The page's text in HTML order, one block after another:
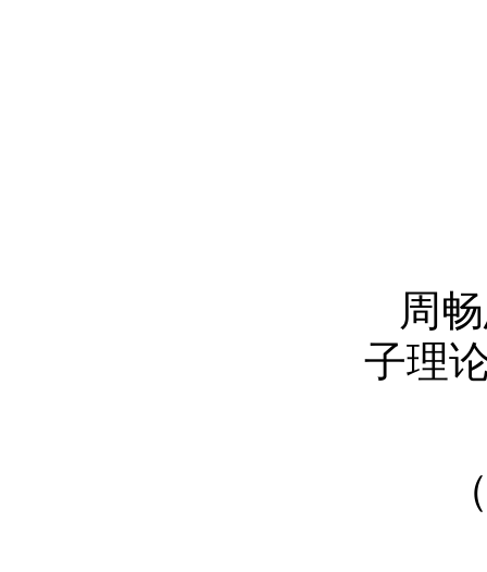
周
子理